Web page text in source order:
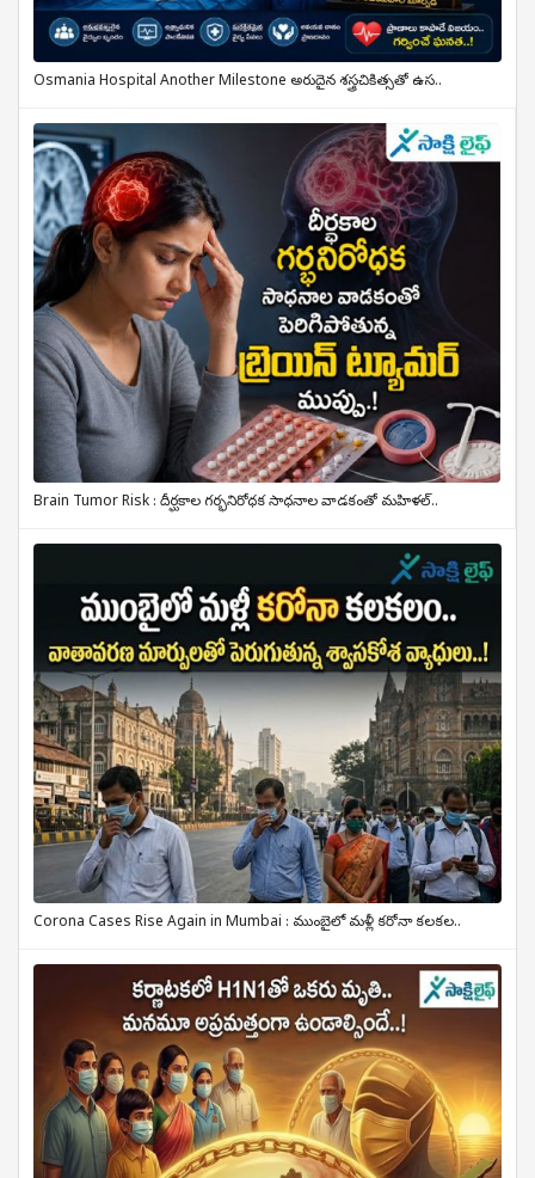
Osmania Hospital Another Milestone అరుదైన శస్త్రచికిత్సతో ఉస..
Brain Tumor Risk : దీర్ఘకాల గర్భనిరోధక సాధనాల వాడకంతో మహిళల్..
Corona Cases Rise Again in Mumbai : ముంబైలో మళ్లీ కరోనా కలకల..